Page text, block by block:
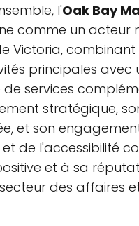
l'Oak Bay
comme un acteur
Victoria,
principales avec
services
stratégique,
et son
de l'accessibilité
et à sa
des affaires